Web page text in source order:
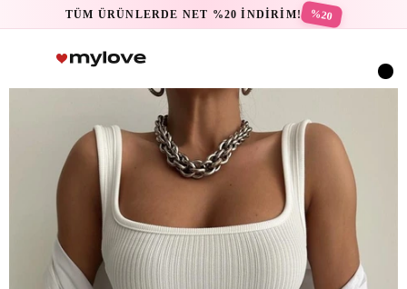
TÜM ÜRÜNLERDE NET %20 İNDİRİM! %20